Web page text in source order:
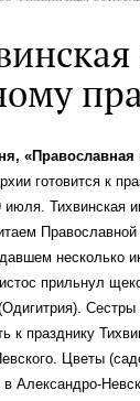
«Православная
готовится к
июля. Тихвинская
несколько
прильнул
к празднику
Цветы
в Александро-